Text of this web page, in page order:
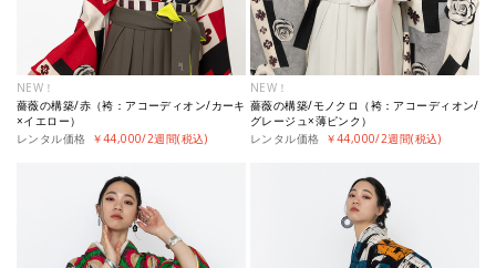
NEW！
薔薇の構築/赤（袴：アコーディオン/カーキ
×イエロー）
レンタル価格 ￥44,000/2週間(税込)
NEW！
薔薇の構築/モノクロ（袴：アコーディオン/
グレージュ×薄ピンク）
レンタル価格 ￥44,000/2週間(税込)